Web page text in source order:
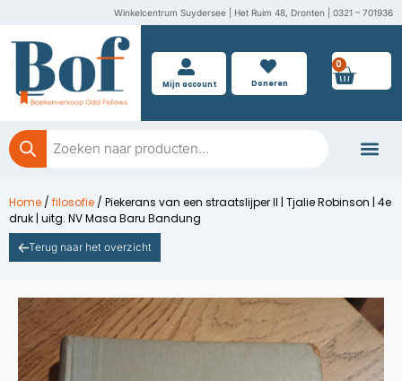
inhoud
Winkelcentrum Suydersee | Het Ruim 48, Dronten | 0321 – 701936
Mijn account Doneren
0
Producten
zoeken
Home / filosofie / Piekerans van een straatslijper II | Tjalie Robinson | 4e
druk | uitg. NV Masa Baru Bandung
Terug naar het overzicht